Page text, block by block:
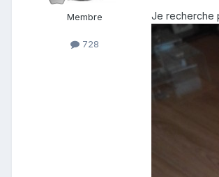
Membre
728
Je recherche